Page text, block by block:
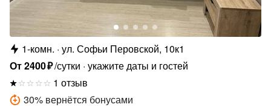
1-комн. ул. Софьи Перовской, 10к1
От2400₽/сутки укажите даты и гостей
1 отзыв
30% вернётся бонусами